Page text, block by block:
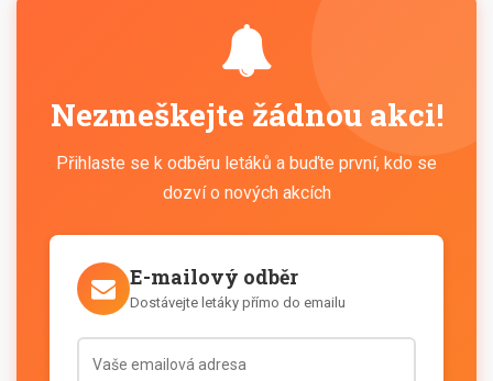
Nezmeškejte žádnou akci!
Přihlaste se k odběru letáků a buďte první, kdo se
dozví o nových akcích
E-mailový odběr
Dostávejte letáky přímo do emailu